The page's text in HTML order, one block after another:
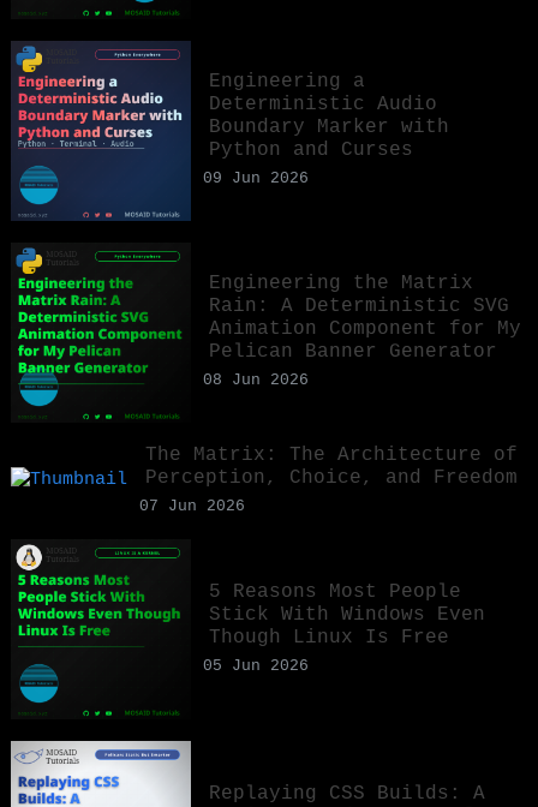
Engineering a
Deterministic Audio
Boundary Marker with
Python and Curses
09 Jun 2026
Engineering the Matrix
Rain: A Deterministic SVG
Animation Component for My
Pelican Banner Generator
08 Jun 2026
The Matrix: The Architecture of
Perception, Choice, and Freedom
07 Jun 2026
5 Reasons Most People
Stick With Windows Even
Though Linux Is Free
05 Jun 2026
Replaying CSS Builds: A